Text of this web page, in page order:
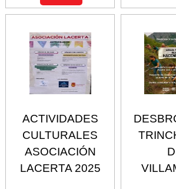
ACTIVIDADES
CULTURALES
ASOCIACIÓN
LACERTA 2025